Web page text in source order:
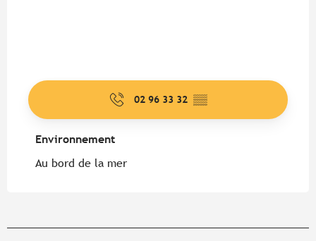
02 96 33 32 ▒▒
Environnement
Environnement
Au bord de la mer